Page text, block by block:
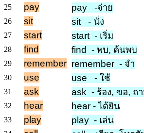
25
pay pay -จ่าย
26
sit sit - นั่ง
27
start start - เริ่ม
28
find find - พบ, ค้นพบ
29
remember remember - จำ
30
use use - ใช้
31
ask ask - ร้อง, ขอ, ถ
32
hear hear - ได้ยิน
33
play play - เล่น